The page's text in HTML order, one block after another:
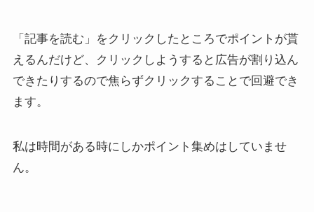
「記事を読む」をクリックしたところでポイントが貰
えるんだけど、クリックしようすると広告が割り込ん
できたりするので焦らずクリックすることで回避でき
ます。
私は時間がある時にしかポイント集めはしていませ
ん。